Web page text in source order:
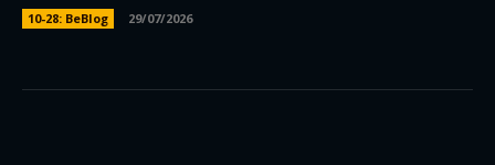
10-28: BeBlog 29/07/2026